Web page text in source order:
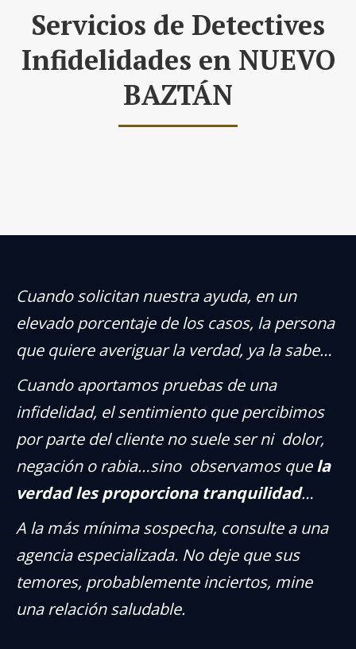
Servicios de Detectives
Infidelidades en NUEVO
BAZTÁN
Cuando solicitan nuestra ayuda, en un
elevado porcentaje de los casos, la persona
que quiere averiguar la verdad, ya la sabe…
Cuando aportamos pruebas de una
infidelidad, el sentimiento que percibimos
por parte del cliente no suele ser ni dolor,
negación o rabia…sino observamos quela
verdad les proporciona tranquilidad…
A la más mínima sospecha, consulte a una
agencia especializada. No deje que sus
temores, probablemente inciertos, mine
una relación saludable.